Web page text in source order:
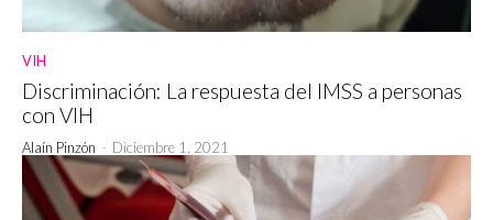
VIH
Discriminación: La respuesta del IMSS a personas
con VIH
Alaín Pinzón - Diciembre 1, 2021